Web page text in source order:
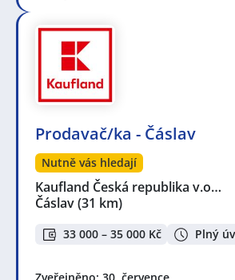
Prodavač/ka - Čáslav
Nutně vás hledají
Kaufland Česká republika v.o…
Čáslav(31 km)
33 000 – 35 000 Kč Plný